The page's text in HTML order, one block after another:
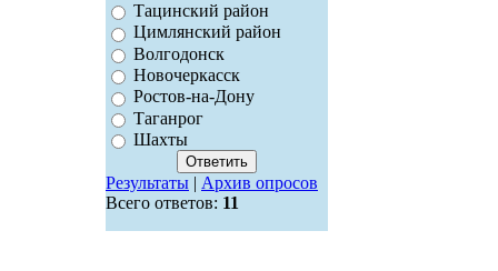
Тацинский район
Цимлянский район
Волгодонск
Новочеркасск
Ростов-на-Дону
Таганрог
Шахты
Результаты| Архив опросов
Всего ответов: 11